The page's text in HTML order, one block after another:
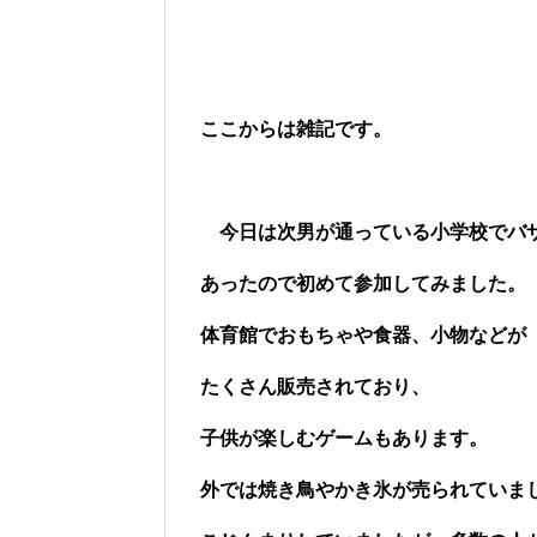
ここからは雑記です。
今日は次男が通っている小学校でバ
あったので初めて参加してみました。
体育館でおもちゃや食器、小物などが
たくさん販売されており、
子供が楽しむゲームもあります。
外では焼き鳥やかき氷が売られていま